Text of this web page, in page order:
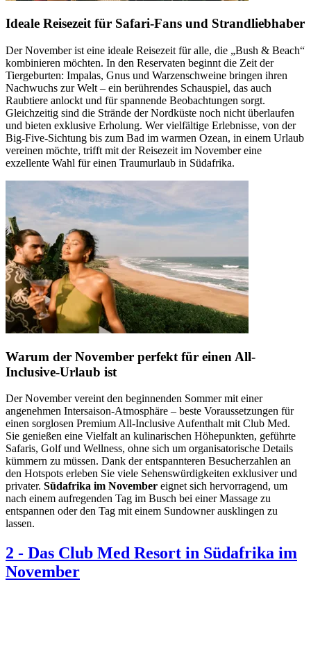
Ideale Reisezeit für Safari-Fans und Strandliebhaber
Der November ist eine ideale Reisezeit für alle, die „Bush & Beach“
kombinieren möchten. In den Reservaten beginnt die Zeit der
Tiergeburten: Impalas, Gnus und Warzenschweine bringen ihren
Nachwuchs zur Welt – ein berührendes Schauspiel, das auch
Raubtiere anlockt und für spannende Beobachtungen sorgt.
Gleichzeitig sind die Strände der Nordküste noch nicht überlaufen
und bieten exklusive Erholung. Wer vielfältige Erlebnisse, von der
Big-Five-Sichtung bis zum Bad im warmen Ozean, in einem Urlaub
vereinen möchte, trifft mit der Reisezeit im November eine
exzellente Wahl für einen Traumurlaub in Südafrika.
Warum der November perfekt für einen All-
Inclusive-Urlaub ist
Der November vereint den beginnenden Sommer mit einer
angenehmen Intersaison-Atmosphäre – beste Voraussetzungen für
einen sorglosen Premium All-Inclusive Aufenthalt mit Club Med.
Sie genießen eine Vielfalt an kulinarischen Höhepunkten, geführte
Safaris, Golf und Wellness, ohne sich um organisatorische Details
kümmern zu müssen. Dank der entspannteren Besucherzahlen an
den Hotspots erleben Sie viele Sehenswürdigkeiten exklusiver und
privater. Südafrika im November eignet sich hervorragend, um
nach einem aufregenden Tag im Busch bei einer Massage zu
entspannen oder den Tag mit einem Sundowner ausklingen zu
lassen.
2 - Das Club Med Resort in Südafrika im
November